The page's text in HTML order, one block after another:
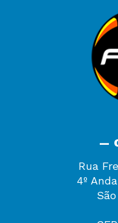
—
Rua
4º